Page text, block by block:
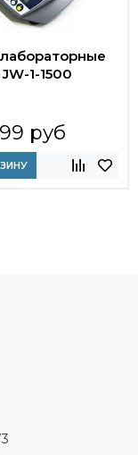
1-1500
руб